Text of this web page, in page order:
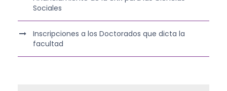
Sociales
Inscripciones a los Doctorados que dicta la
facultad